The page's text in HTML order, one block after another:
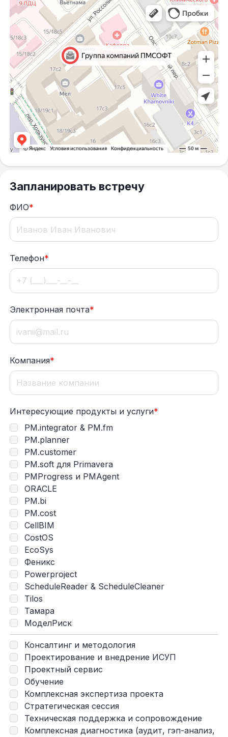
Запланировать встречу
ФИО*
Телефон*
Электронная почта*
Компания*
Интересующие продукты и услуги*
PM.integrator & PM.fm
PM.planner
PM.customer
PM.soft для Primavera
PMProgress и PMAgent
ORACLE
PM.bi
PM.cost
CellBIM
CostOS
EcoSys
Феникс
Powerproject
ScheduleReader & ScheduleCleaner
Tilos
Тамара
МоделРиск
Консалтинг и методология
Проектирование и внедрение ИСУП
Проектный сервис
Обучение
Комплексная экспертиза проекта
Стратегическая сессия
Техническая поддержка и сопровождение
Комплексная диагностика (аудит, гэп-анализ,